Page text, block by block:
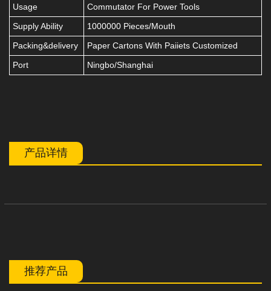
Usage
Commutator For Power Tools
Supply Ability
1000000 Pieces/Mouth
Packing&delivery
Paper Cartons With Paiiets Customized
Port
Ningbo/Shanghai
产品详情
推荐产品